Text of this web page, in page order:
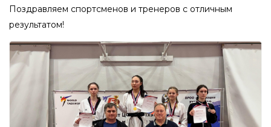
Поздравляем спортсменов и тренеров с отличным
результатом!